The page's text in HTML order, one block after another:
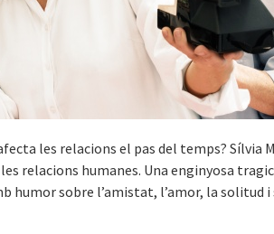
les relacions el pas del temps? Sílvia
relacions humanes. Una enginyosa
humor sobre l’amistat, l’amor, la solitud